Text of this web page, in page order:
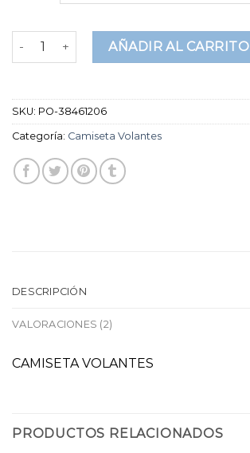
clientes
camiseta volantes cantidadAÑADIR AL CARRITO
SKU: PO-38461206
Categoría: Camiseta Volantes
DESCRIPCIÓN
VALORACIONES (2)
CAMISETA VOLANTES
PRODUCTOS RELACIONADOS